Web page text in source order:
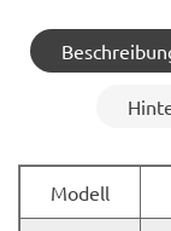
Modell